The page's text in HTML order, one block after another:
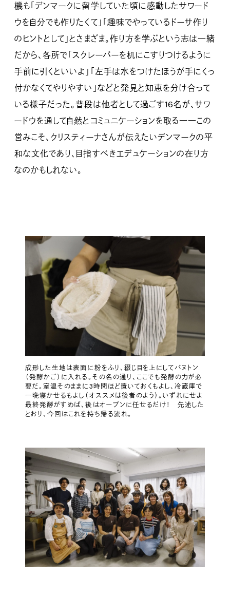
機も「デンマークに留学していた頃に感動したサワード
ウを自分でも作りたくて」「趣味でやっているドーサ作り
のヒントとして」とさまざま。作り方を学ぶという志は一緒
だから、各所で「スクレーパーを机にこすりつけるように
手前に引くといいよ」「左手は水をつけたほうが手にくっ
付かなくてやりやすい」などと発見と知恵を分け合って
いる様子だった。普段は他者として過ごす16名が、サワ
ードウを通して自然とコミュニケーションを取る一一この
営みこそ、クリスティーナさんが伝えたいデンマークの平
和な文化であり、目指すべきエデュケーションの在り方
なのかもしれない。
成形した生地は表面に粉をふり、綴じ目を上にしてバヌトン
（発酵かご）に入れる。その名の通り、ここでも発酵の力が必
要だ。室温そのままに3時間ほど置いておくもよし、冷蔵庫で
一晩寝かせるもよし（オススメは後者のよう）。いずれにせよ
最終発酵がすめば、後はオーブンに任せるだけ！ 先述した
とおり、今回はこれを持ち帰る流れ。